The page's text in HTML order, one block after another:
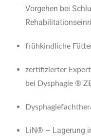
Vorgehen bei
frühkindliche
zertifizierter
bei Dysphagie ®
LiN® – Lagerung